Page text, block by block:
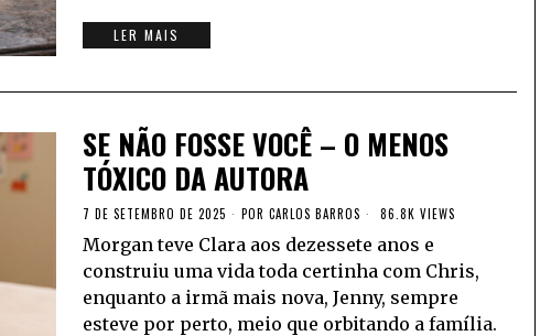
LER MAIS
SE NÃO FOSSE VOCÊ – O MENOS
TÓXICO DA AUTORA
7 DE SETEMBRO DE 2025 POR CARLOS BARROS 86.8K VIEWS
Morgan teve Clara aos dezessete anos e
construiu uma vida toda certinha com Chris,
enquanto a irmã mais nova, Jenny, sempre
esteve por perto, meio que orbitando a família.